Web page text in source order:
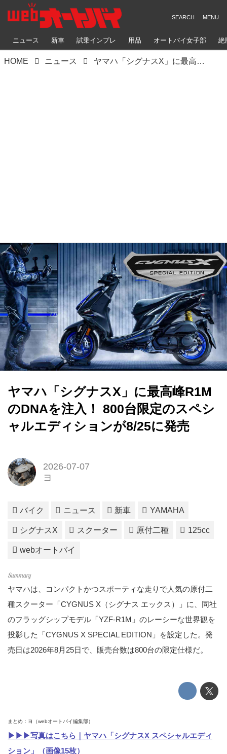
ニュース 新車 試乗インプレ 用品 オートバイ女子部 絶
HOME ニュース ヤマハ「シグナスX」に最高峰R1MのDNAを注入！ 800台限定のスペシャルエディションが8/25に発売
ヤマハ「シグナスX」に最高峰R1M
のDNAを注入！ 800台限定のスペシ
ャルエディションが8/25に発売
2026-07-07
ヨ
バイク ニュース 新車 YAMAHA
シグナスX スクーター 原付二種 125cc
webオートバイ
ヤマハは、コンパクトかつスポーティな走りで人気の原付二
種スクーター「CYGNUS X（シグナス エックス）」に、同社
のフラッグシップモデル「YZF-R1M」のレーシーな世界観を
投影した「CYGNUS X SPECIAL EDITION」を設定した。発
売日は2026年8月25日で、販売台数は800台の限定仕様だ。
まとめ：ヨ（webオートバイ編集部）
▶▶▶写真はこちら｜ヤマハ「シグナスX スペシャルエディ
ション」（画像15枚）